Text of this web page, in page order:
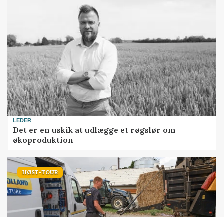
LEDER
Det er en uskik at udlægge et røgslør om
økoproduktion
HØST-TOUR